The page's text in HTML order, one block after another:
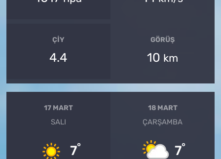
ÇIY
4.4
GÖRÜŞ
10 km
17 MART
SALI
7°
18 MART
ÇARŞAMBA
7°